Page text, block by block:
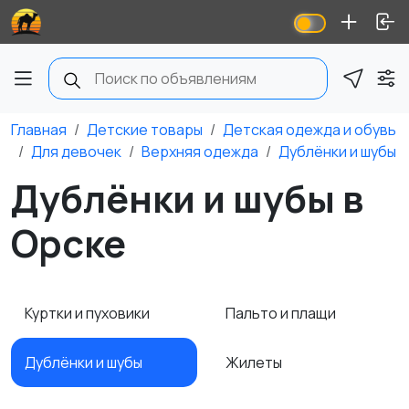
Главная Детские товары
Детская одежда и обувь
Для девочек
Верхняя одежда Дублёнки и шубы
Дублёнки и шубы в
Орске
Куртки и пуховики
Дублёнки и шубы
Пальто и плащи
Жилеты